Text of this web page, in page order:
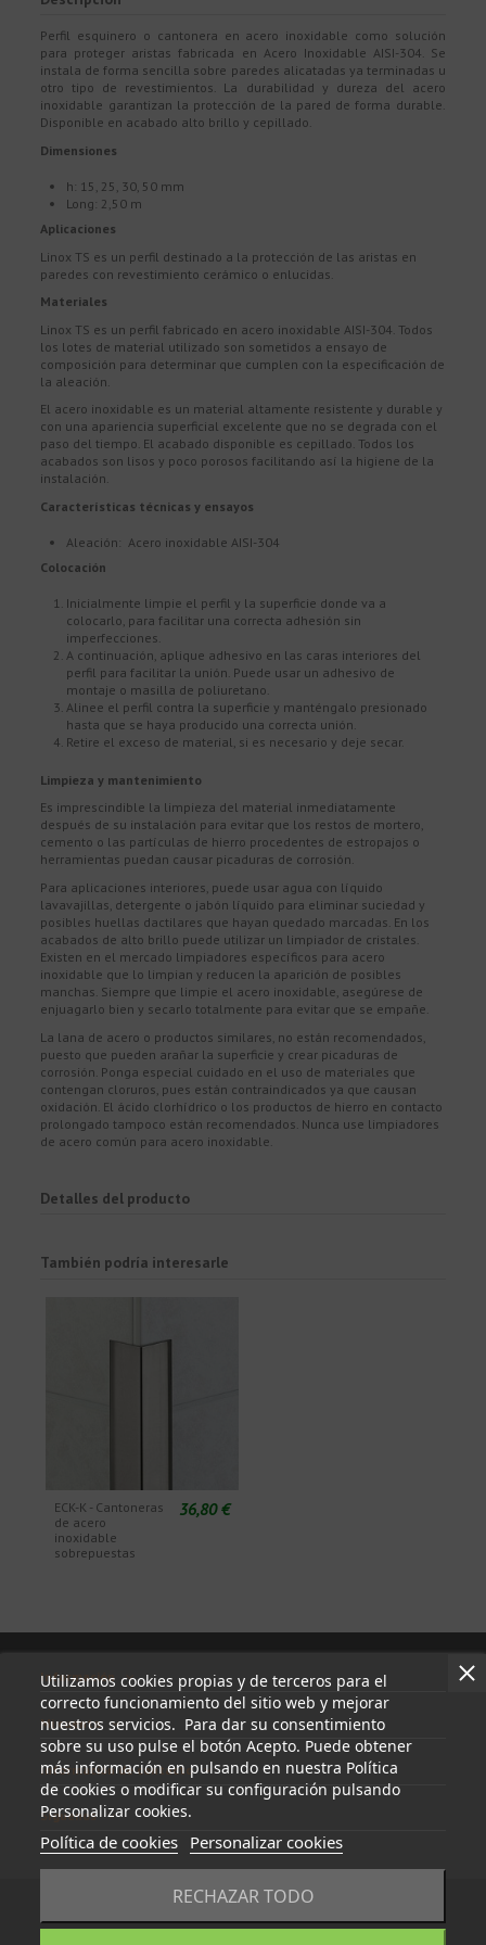
Perfil esquinero o cantonera en acero inoxidable como solución
para proteger aristas fabricada en Acero Inoxidable AISI-304. Se
instala de forma sencilla sobre paredes alicatadas ya terminadas u
otro tipo de revestimientos. La durabilidad y dureza del acero
inoxidable garantizan la protección de la pared de forma durable.
Disponible en acabado alto brillo y cepillado.
Dimensiones
h: 15, 25, 30, 50 mm
Long: 2,50 m
Aplicaciones
Linox TS es un perfil destinado a la protección de las aristas en
paredes con revestimiento cerámico o enlucidas.
Materiales
Linox TS es un perfil fabricado en acero inoxidable AISI-304. Todos
los lotes de material utilizado son sometidos a ensayo de
composición para determinar que cumplen con la especificación de
la aleación.
El acero inoxidable es un material altamente resistente y durable y
con una apariencia superficial excelente que no se degrada con el
paso del tiempo. El acabado disponible es cepillado. Todos los
acabados son lisos y poco porosos facilitando así la higiene de la
instalación.
Características técnicas y ensayos
Aleación: Acero inoxidable AISI-304
Colocación
Inicialmente limpie el perfil y la superficie donde va a
colocarlo, para facilitar una correcta adhesión sin
imperfecciones.
A continuación, aplique adhesivo en las caras interiores del
perfil para facilitar la unión. Puede usar un adhesivo de
montaje o masilla de poliuretano.
Alinee el perfil contra la superficie y manténgalo presionado
hasta que se haya producido una correcta unión.
Retire el exceso de material, si es necesario y deje secar.
Limpieza y mantenimiento
Es imprescindible la limpieza del material inmediatamente
después de su instalación para evitar que los restos de mortero,
cemento o las partículas de hierro procedentes de estropajos o
herramientas puedan causar picaduras de corrosión.
Para aplicaciones interiores, puede usar agua con líquido
lavavajillas, detergente o jabón líquido para eliminar suciedad y
posibles huellas dactilares que hayan quedado marcadas. En los
acabados de alto brillo puede utilizar un limpiador de cristales.
Existen en el mercado limpiadores específicos para acero
inoxidable que lo limpian y reducen la aparición de posibles
manchas. Siempre que limpie el acero inoxidable, asegúrese de
enjuagarlo bien y secarlo totalmente para evitar que se empañe.
La lana de acero o productos similares, no están recomendados,
puesto que pueden arañar la superficie y crear picaduras de
corrosión. Ponga especial cuidado en el uso de materiales que
contengan cloruros, pues están contraindicados ya que causan
oxidación. El ácido clorhídrico o los productos de hierro en contacto
prolongado tampoco están recomendados. Nunca use limpiadores
de acero común para acero inoxidable.
Detalles del producto
También podría interesarle
ECK-K - Cantoneras
de acero
inoxidable
sobrepuestas
36,80 €
Utilizamos cookies propias y de terceros para el
correcto funcionamiento del sitio web y mejorar
nuestros servicios. Para dar su consentimiento
sobre su uso pulse el botón Acepto. Puede obtener
más información en pulsando en nuestra Política
de cookies o modificar su configuración pulsando
Personalizar cookies.
Política de cookies Personalizar cookies
RECHAZAR TODO
Información
Mi cuenta
Información de contacto
Síguenos